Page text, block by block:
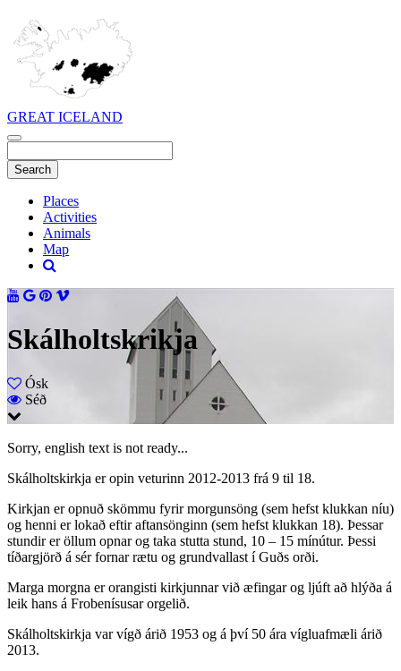
GREAT ICELAND
Places
Activities
Animals
Map
Skálholtskrikja
Ósk
Séð
Sorry, english text is not ready...
Skálholtskirkja er opin veturinn 2012-2013 frá 9 til 18.
Kirkjan er opnuð skömmu fyrir morgunsöng (sem hefst klukkan níu)
og henni er lokað eftir aftansönginn (sem hefst klukkan 18). Þessar
stundir er öllum opnar og taka stutta stund, 10 – 15 mínútur. Þessi
tíðargjörð á sér fornar rætu og grundvallast í Guðs orði.
Marga morgna er orangisti kirkjunnar við æfingar og ljúft að hlýða á
leik hans á Frobenísusar orgelið.
Skálholtskirkja var vígð árið 1953 og á því 50 ára vígluafmæli árið
2013.